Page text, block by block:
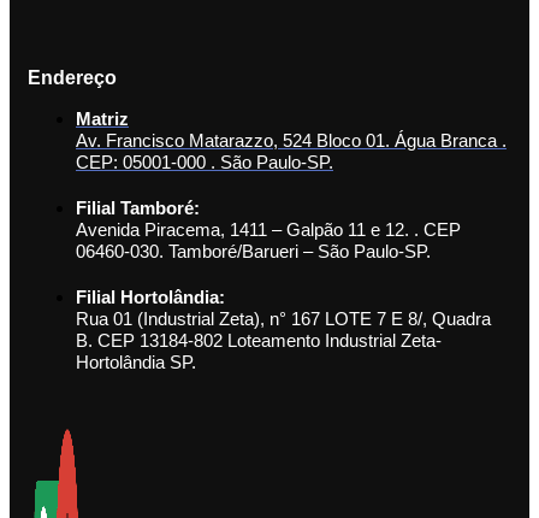
Endereço
Matriz
Av. Francisco Matarazzo, 524 Bloco 01. Água Branca .
CEP: 05001-000 . São Paulo-SP.
Filial Tamboré:
Avenida Piracema, 1411 – Galpão 11 e 12. . CEP
06460-030. Tamboré/Barueri – São Paulo-SP.
Filial Hortolândia:
Rua 01 (Industrial Zeta), n° 167 LOTE 7 E 8/, Quadra
B. CEP 13184-802 Loteamento Industrial Zeta-
Hortolândia SP.